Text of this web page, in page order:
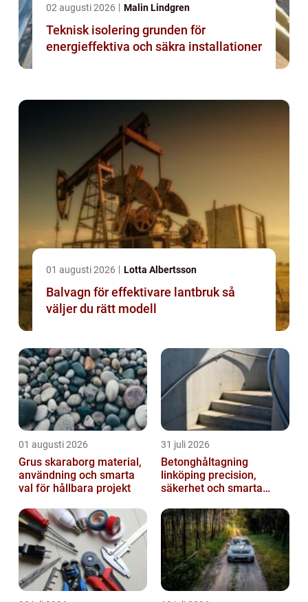
02 augusti 2026 Malin Lindgren
Teknisk isolering grunden för
energieffektiva och säkra installationer
01 augusti 2026 Lotta Albertsson
Balvagn för effektivare lantbruk så
väljer du rätt modell
01 augusti 2026
Grus skaraborg material,
användning och smarta
val för hållbara projekt
31 juli 2026
Betonghåltagning
linköping precision,
säkerhet och smarta